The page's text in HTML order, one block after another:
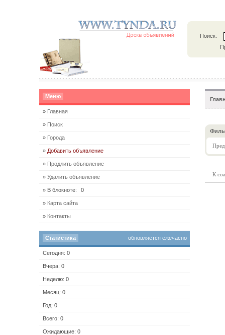
Поиск:
К
Меню
» Главная
» Поиск
» Города
» Добавить объявление
» Продлить объявление
»Удалить объявление
» В блокноте: 0
» Карта сайта
» Контакты
Статистика обновляется ежечасно
Сегодня: 0
Вчера: 0
Неделю: 0
Месяц: 0
Год: 0
Всего: 0
Ожидающие: 0